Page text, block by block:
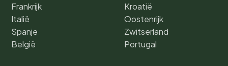
Frankrijk
Italië
Spanje
België
Kroatië
Oostenrijk
Zwitserland
Portugal